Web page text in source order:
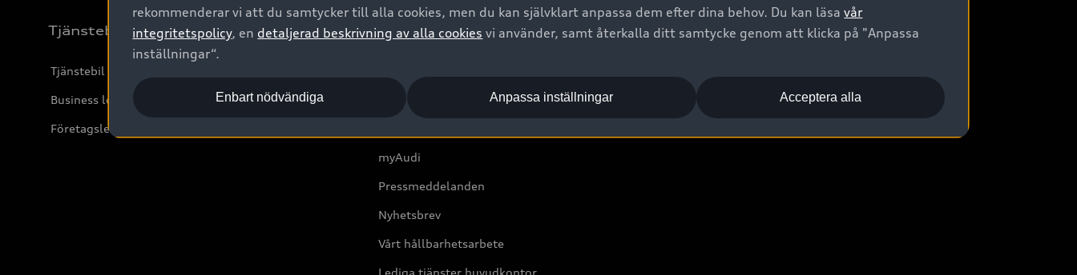
Tjänstebil
Tjänstebil
Business lease online
Företagsleasing
Om Audi Sverige
Boka Service online
myAudi
Pressmeddelanden
Nyhetsbrev
Vårt hållbarhetsarbete
Lediga tjänster huvudkontor
rekommenderar vi att du samtycker till alla cookies, men du kan självklart anpassa dem efter dina behov. Du kan läsavår
integritetspolicy, en detaljerad beskrivning av alla cookies vi använder, samt återkalla ditt samtycke genom att klicka på "Anpassa
inställningar“.
Acceptera alla
Enbart nödvändiga Anpassa inställningar